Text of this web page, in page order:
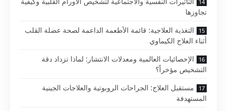
تجاوزها
التغذية العلاجية: قائمة الأطعمة الداعمة لصحة عضلة القلب
أثناء العلاج الكيماوي
الإحصائيات العالمية ومعدلات الانتشار: لماذا تزداد دقة
التشخيص مؤخراً؟
مستقبل العلاج: الجراحات الروبوتية والعلاجات الجينية
المستهدفة